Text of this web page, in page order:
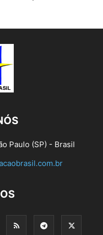
Paulo (SP) - Brasil